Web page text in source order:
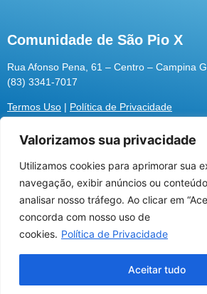
Utilizamos cookies para oferecer
experiência, melhorar o
como você interage em nosso site e
personalizar conteúdo.
Valorizamos sua privacidade
Utilizamos cookies para aprimorar sua
navegação, exibir anúncios ou
analisar nosso tráfego. Ao clicar em
concorda com nosso uso de
cookies. Política de Privacidade
Aceitar tudo
Comunidade de São Pio X
Rua Afonso Pena, 61 – Centro – Campina
(83) 3341-7017
Termos Uso | Política de Privacidade
@2026 Associação Carismática Católica São
Desenvolvido pelaROX